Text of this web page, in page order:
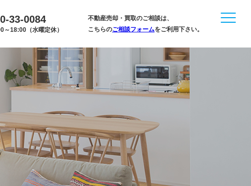
不動産売却・買取のご相談は、
こちらのご相談フォームをご利用下さい。
33-0084
～18:00（水曜定休）